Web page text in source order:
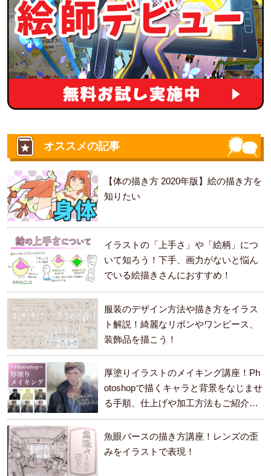
オススメの記事
【体の描き方 2020年版】絵の描き方を
知りたい
イラストの「上手さ」や「絵柄」につ
いて知ろう！下手、画力がないと悩ん
でいる絵描きさんにおすすめ！
服装のデザイン方法や描き方をイラス
ト解説！綺麗なリボンやワンピース、
装飾品を描こう！
厚塗りイラストのメイキング講座！Ph
otoshopで描くキャラと背景をなじませ
る手順、仕上げや加工方法もご紹介し
ます。
魚眼パースの描き方講座！レンズの歪
みをイラストで表現！